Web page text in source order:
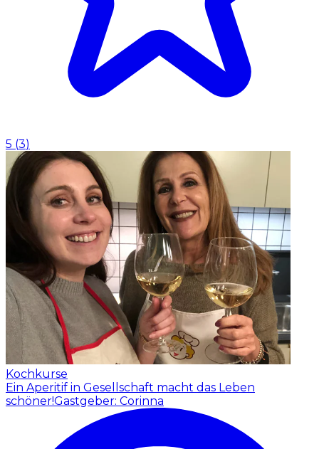
5 (3)
Kochkurse
Ein Aperitif in Gesellschaft macht das Leben
schöner!Gastgeber: Corinna